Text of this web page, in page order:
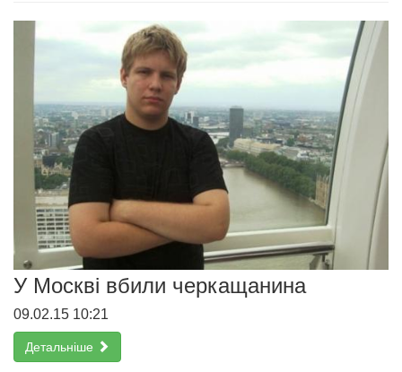
У Москві вбили черкащанина
09.02.15 10:21
Детальніше